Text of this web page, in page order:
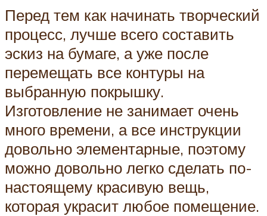
Перед тем как начинать творческий
процесс, лучше всего составить
эскиз на бумаге, а уже после
перемещать все контуры на
выбранную покрышку.
Изготовление не занимает очень
много времени, а все инструкции
довольно элементарные, поэтому
можно довольно легко сделать по-
настоящему красивую вещь,
которая украсит любое помещение.